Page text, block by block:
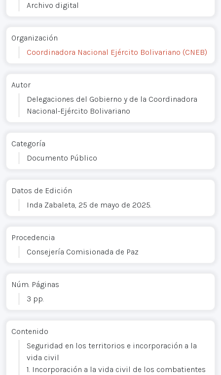
Archivo digital
Organización
Coordinadora Nacional Ejército Bolivariano (CNEB)
Autor
Delegaciones del Gobierno y de la Coordinadora
Nacional-Ejército Bolivariano
Categoría
Documento Público
Datos de Edición
Inda Zabaleta, 25 de mayo de 2025.
Procedencia
Consejería Comisionada de Paz
Núm. Páginas
3 pp.
Contenido
Seguridad en los territorios e incorporación a la
vida civil
1. Incorporación a la vida civil de los combatientes